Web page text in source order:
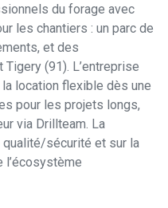
du forage avec
les chantiers : un parc de
et des
(91). L’entreprise
location flexible dès une
pour les projets longs,
via Drillteam. La
qualité/sécurité et sur la
l’écosystème